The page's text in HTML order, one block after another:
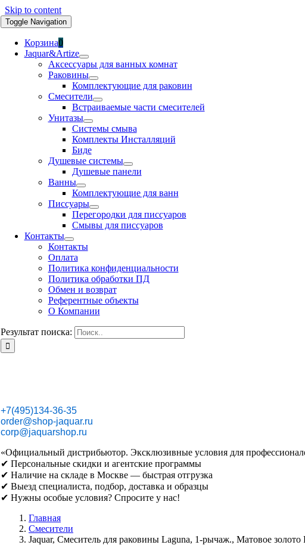
Skip to content
Toggle Navigation
Корзина0
Jaquar&Artize
Аксессуары для ванных комнат
Раковины
Комплектующие для раковин
Смесители
Встраиваемые части смесителей
Унитазы
Системы смыва
Комплекты Инсталляций
Биде
Душевые системы
Душевые панели
Ванны
Комплектующие для ванн
Писсуары
Перегородки для писсуаров
Смывы для писсуаров
Контакты
Контакты
Оплата
Политика конфиденциальности
Политика обработки ПД
Обмен и возврат
Референтные объекты
О Компании
Результат поиска:
+7(495)134-36-35
order@shop-jaquar.ru
corp@jaquarshop.ru
«Официальный дистрибьютор. Эксклюзивные условия для
✔ Персональные скидки и агентские программы
✔ Наличие на складе в Москве — быстрая отгрузка
✔ Выезд специалиста, подбор, доставка и образцы
✔ Нужны особые условия? Спросите у нас!
Главная
Смесители
Jaquar, Смеситель для раковины Laguna, 1-рычаж., Матовое